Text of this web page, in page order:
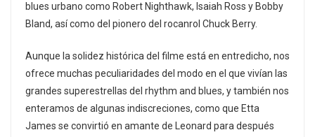
blues urbano como Robert Nighthawk, Isaiah Ross y Bobby
Bland, así como del pionero del rocanrol Chuck Berry.
Aunque la solidez histórica del filme está en entredicho, nos
ofrece muchas peculiaridades del modo en el que vivían las
grandes superestrellas del rhythm and blues, y también nos
enteramos de algunas indiscreciones, como que Etta
James se convirtió en amante de Leonard para después